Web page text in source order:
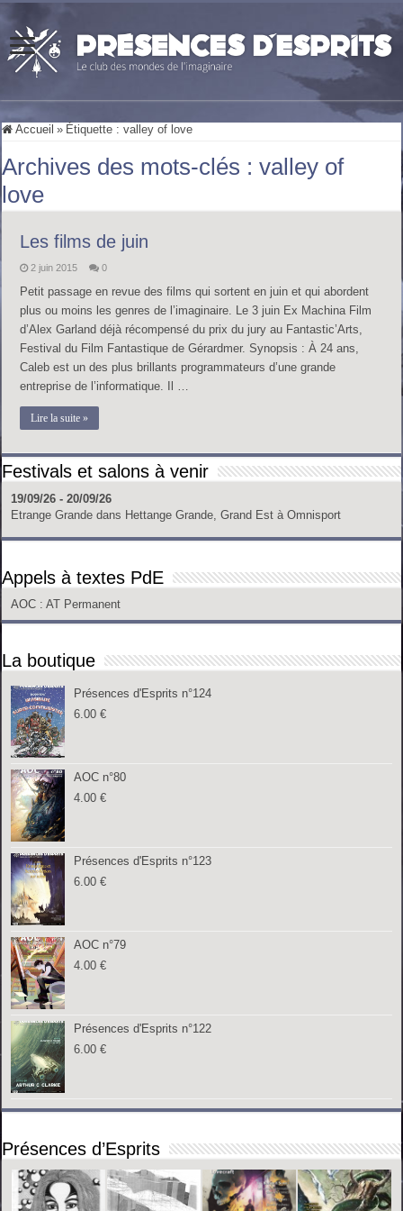
Accueil » Étiquette :valley of love
Archives des mots-clés :valley of
love
Les films de juin
2 juin 2015 0
Petit passage en revue des films qui sortent en juin et qui abordent
plus ou moins les genres de l’imaginaire. Le 3 juin Ex Machina Film
d’Alex Garland déjà récompensé du prix du jury au Fantastic’Arts,
Festival du Film Fantastique de Gérardmer. Synopsis : À 24 ans,
Caleb est un des plus brillants programmateurs d’une grande
entreprise de l’informatique. Il …
Lire la suite »
Festivals et salons à venir
19/09/26 - 20/09/26
Etrange Grande dans Hettange Grande, Grand Est à Omnisport
Appels à textes PdE
AOC : AT Permanent
La boutique
Présences d'Esprits n°124
6.00€
AOC n°80
4.00€
Présences d'Esprits n°123
6.00€
AOC n°79
4.00€
Présences d'Esprits n°122
6.00€
Présences d’Esprits